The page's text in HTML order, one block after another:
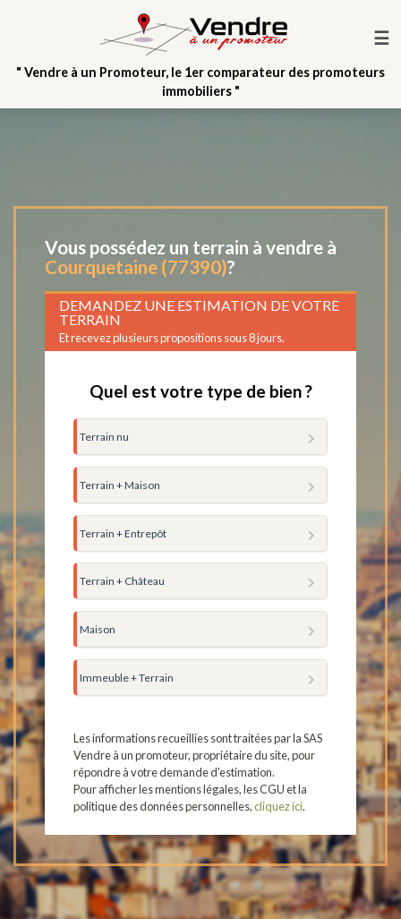
☰
" Vendre à un Promoteur, le 1er comparateur des promoteurs
immobiliers "
Vous possédez un terrain à vendre à
Courquetaine (77390)?
DEMANDEZ UNE ESTIMATION DE VOTRE
TERRAIN
Et recevez plusieurs propositions sous 8 jours.
Quel est votre type de bien ?
Terrain nu
Terrain + Maison
Terrain + Entrepôt
Terrain + Château
Maison
Immeuble + Terrain
Les informations recueillies sont traitées par la SAS
Vendre à un promoteur, propriétaire du site, pour
répondre à votre demande d'estimation.
Pour afficher les mentions légales, les CGU et la
politique des données personnelles,cliquez ici.